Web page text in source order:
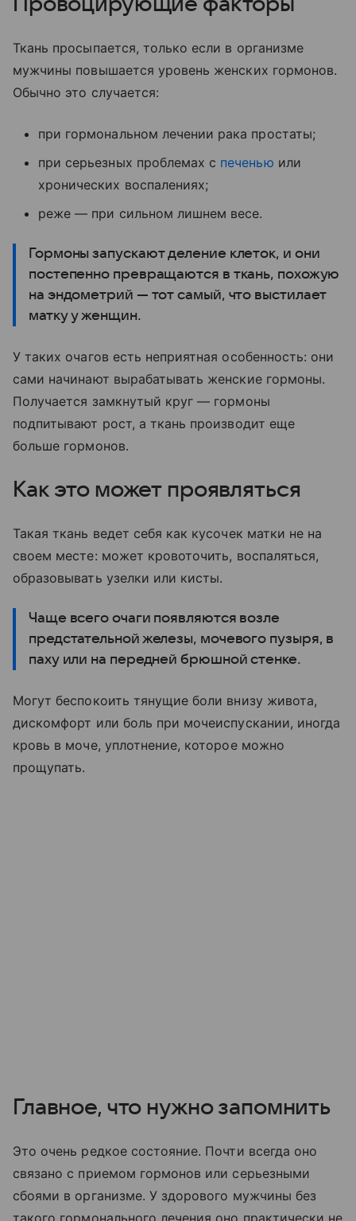
Ткань просыпается, только если в организме
мужчины повышается уровень женских гормонов.
Обычно это случается:
при гормональном лечении рака простаты;
при серьезных проблемах с печенью или
хронических воспалениях;
реже — при сильном лишнем весе.
Гормоны запускают деление клеток, и они
постепенно превращаются в ткань, похожую
на эндометрий — тот самый, что выстилает
матку у женщин.
У таких очагов есть неприятная особенность: они
сами начинают вырабатывать женские гормоны.
Получается замкнутый круг — гормоны
подпитывают рост, а ткань производит еще
больше гормонов.
Как это может проявляться
Такая ткань ведет себя как кусочек матки не на
своем месте: может кровоточить, воспаляться,
образовывать узелки или кисты.
Чаще всего очаги появляются возле
предстательной железы, мочевого пузыря, в
паху или на передней брюшной стенке.
Могут беспокоить тянущие боли внизу живота,
дискомфорт или боль при мочеиспускании, иногда
кровь в моче, уплотнение, которое можно
прощупать.
Главное, что нужно запомнить
Это очень редкое состояние. Почти всегда оно
связано с приемом гормонов или серьезными
сбоями в организме. У здорового мужчины без
такого гормонального лечения оно практически не